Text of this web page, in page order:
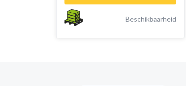
Beschikbaarheid